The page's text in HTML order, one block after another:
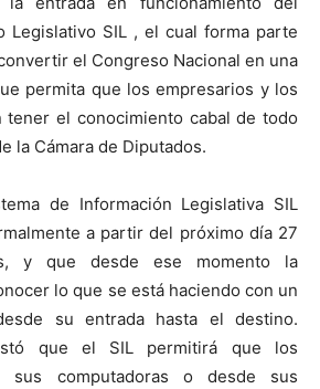
Legislativo SIL , el cual forma parte
el Congreso Nacional en una
permita que los empresarios y los
tener el conocimiento cabal de todo
la Cámara de Diputados.
de Información Legislativa SIL
a partir del próximo día 27
y que desde ese momento la
lo que se está haciendo con un
su entrada hasta el destino.
que el SIL permitirá que los
sus computadoras o desde sus